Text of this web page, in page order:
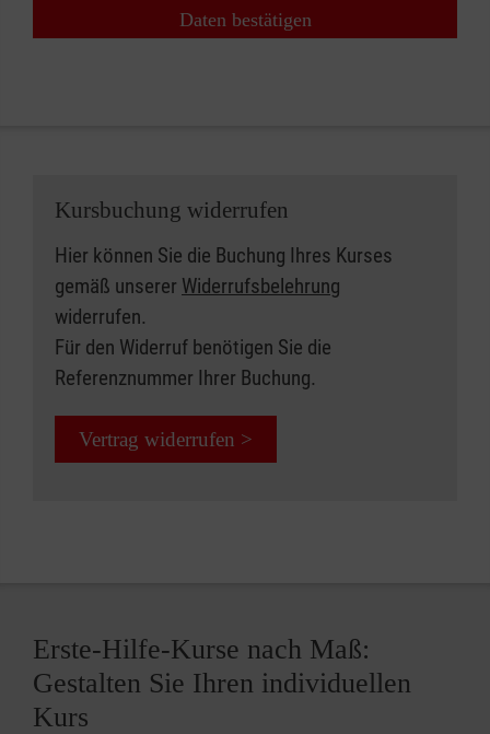
Daten bestätigen
Kursbuchung widerrufen
Hier können Sie die Buchung Ihres Kurses
gemäß unserer Widerrufsbelehrung
widerrufen.
Für den Widerruf benötigen Sie die
Referenznummer Ihrer Buchung.
Vertrag widerrufen >
Erste-Hilfe-Kurse nach Maß:
Gestalten Sie Ihren individuellen
Kurs